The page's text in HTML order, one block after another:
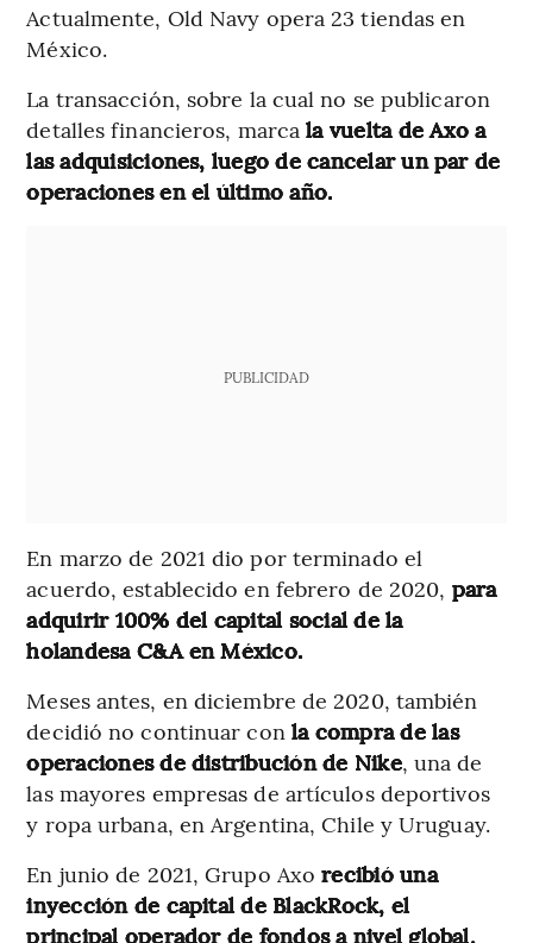
Actualmente, Old Navy opera 23 tiendas en
México.
La transacción, sobre la cual no se publicaron
detalles financieros, marcala vuelta de Axo a
las adquisiciones, luego de cancelar un par de
operaciones en el último año.
PUBLICIDAD
En marzo de 2021 dio por terminado el
acuerdo, establecido en febrero de 2020, para
adquirir 100% del capital social de la
holandesa C&A en México.
Meses antes, en diciembre de 2020, también
decidió no continuar con la compra de las
operaciones de distribución de Nike, una de
las mayores empresas de artículos deportivos
y ropa urbana, en Argentina, Chile y Uruguay.
En junio de 2021, Grupo Axorecibió una
inyección de capital de BlackRock, el
principal operador de fondos a nivel global,